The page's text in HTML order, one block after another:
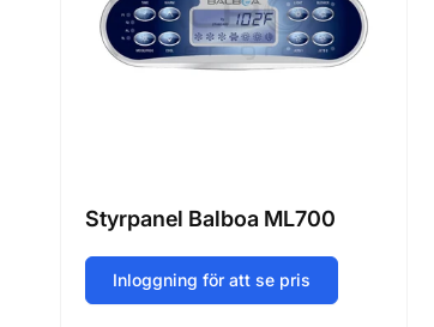
Styrpanel Balboa ML700
Inloggning för att se pris